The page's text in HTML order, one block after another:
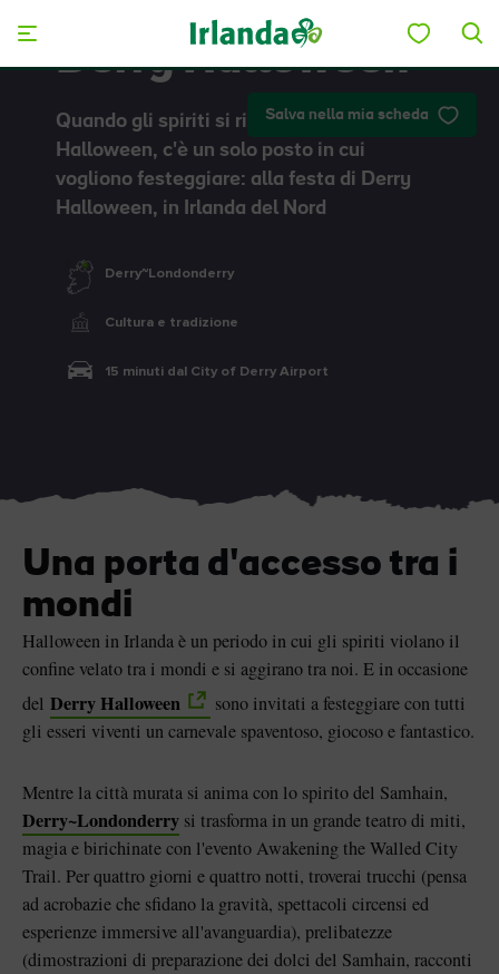
Metti "mi piace"
La Pietra di Blarney al
castello di Blarney
Metti "mi
Game of Thrones Studio
Tour
piace"
Salva nella mia scheda
Derry Halloween
Quando gli spiriti si risvegliano ad
Halloween, c'è un solo posto in cui
vogliono festeggiare: alla festa di Derry
Halloween, in Irlanda del Nord
Derry~Londonderry
Cultura e tradizione
15 minuti dal City of Derry Airport
Una porta d'accesso tra i
mondi
Halloween in Irlanda è un periodo in cui gli spiriti violano il
confine velato tra i mondi e si aggirano tra noi. E in occasione
del Derry Halloween
sono invitati a festeggiare con tutti
gli esseri viventi un carnevale spaventoso, giocoso e fantastico.
Mentre la città murata si anima con lo spirito del Samhain,
Derry~Londonderry si trasforma in un grande teatro di miti,
magia e birichinate con l'evento Awakening the Walled City
Trail. Per quattro giorni e quattro notti, troverai trucchi (pensa
ad acrobazie che sfidano la gravità, spettacoli circensi ed
esperienze immersive all'avanguardia), prelibatezze
(dimostrazioni di preparazione dei dolci del Samhain, racconti